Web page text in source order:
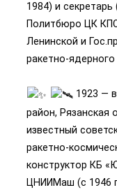
1984) и
Политбюро ЦК
Ленинской и
ракетно-
1923 —
район, Рязанская
известный
ракетно-
конструктор КБ
ЦНИИМаш (с 1946